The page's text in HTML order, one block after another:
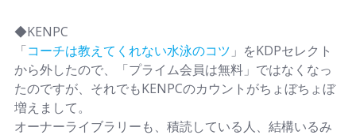
◆KENPC
「コーチは教えてくれない水泳のコツ 」をKDPセレクト
から外したので、「プライム会員は無料」ではなくなっ
たのですが、それでもKENPCのカウントがちょぼちょぼ
増えまして。
オーナーライブラリーも、積読している人、結構いるみ